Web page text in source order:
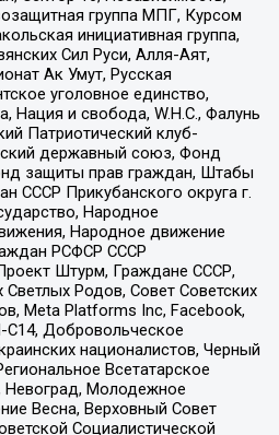
группа МПГ, Курсом
инициативная группа,
Сил Руси, Алля-Аят,
Ак Умут, Русская
уголовное единство,
Нация и свобода, W.H.С., Фалунь
Патриотический клуб-
державный союз, Фонд
защиты прав граждан, Штабы
СССР Прикубанского округа г.
Народное
Народное движение
РСФСР СССР
Штурм, Граждане СССР,
Родов, Совет Советских
Meta Platforms Inc, Facebook,
С14, Добровольческое
националистов, Черный
Всетатарское
Невоград, Молодежное
Весна, Верховный Совет
Социалистической